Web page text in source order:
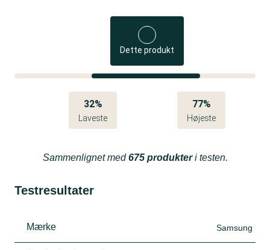
Dette produkt
32%
Laveste
77%
Højeste
Sammenlignet med675 produkteri testen.
Testresultater
Mærke Samsung